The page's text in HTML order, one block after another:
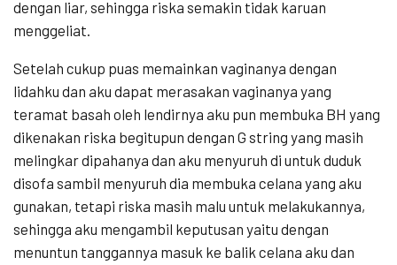
dengan liar, sehingga riska semakin tidak karuan
menggeliat.
Setelah cukup puas memainkan vaginanya dengan
lidahku dan aku dapat merasakan vaginanya yang
teramat basah oleh lendirnya aku pun membuka BH yang
dikenakan riska begitupun dengan G string yang masih
melingkar dipahanya dan aku menyuruh di untuk duduk
disofa sambil menyuruh dia membuka celana yang aku
gunakan, tetapi riska masih malu untuk melakukannya,
sehingga aku mengambil keputusan yaitu dengan
menuntun tanggannya masuk ke balik celana aku dan